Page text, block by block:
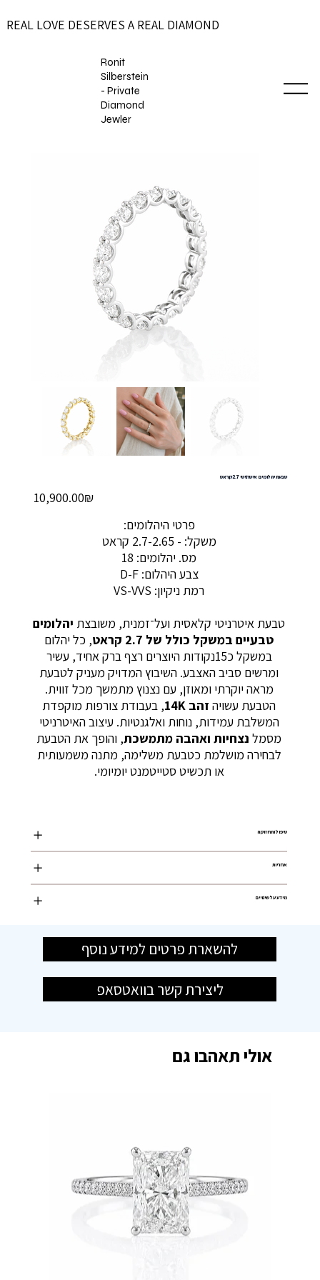
REAL LOVE DESERVES A REAL DIAMOND
Ronit
Silberstein
- Private
Diamond
Jewler
טבעת יהלומים איטרניטי 2.7 קראט
‏10,900.00 ‏₪
פרטי היהלומים:
משקל: - 2.7-2.65 קראט
מס. יהלומים: 18
צבע היהלום: D-F
רמת ניקיון: VS-VVS
טבעת איטרניטי קלאסית ועל־זמנית, משובצת יהלומים
טבעיים במשקל כולל של 2.7 קראט
, כל יהלום
במשקל כ15נקודות היוצרים רצף ברק אחיד, עשיר
ומרשים סביב האצבע. השיבוץ המדויק מעניק לטבעת
מראה יוקרתי ומאוזן, עם נצנוץ מתמשך מכל זווית.
הטבעת עשויה זהב 14K
, בעבודת צורפות מוקפדת
המשלבת עמידות, נוחות ואלגנטיות. עיצוב האיטרניטי
מסמל נצחיות ואהבה מתמשכת, והופך את הטבעת
לבחירה מושלמת כטבעת משלימה, מתנה משמעותית
או תכשיט סטייטמנט יומיומי.
טיפול ותחזוקה
אחריות
מידע על שינויים
להשארת פרטים למידע נוסף
ליצירת קשר בוואטסאפ
אולי תאהבו גם